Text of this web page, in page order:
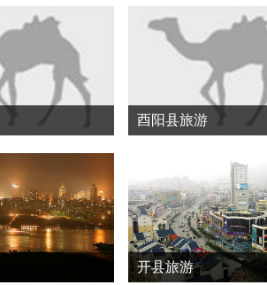
酉阳县旅游
开县旅游